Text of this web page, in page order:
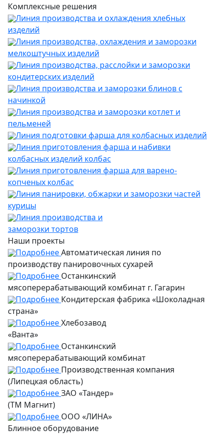
Комплексные решения
Линия производства и охлаждения хлебных
изделий
Линия производства, охлаждения и заморозки
мелкоштучных изделий
Линия производства, расслойки и заморозки
кондитерских изделий
Линия производства и заморозки блинов с
начинкой
Линия производства и заморозки котлет и
пельменей
Линия подготовки фарша для колбасных изделий
Линия приготовления фарша и набивки
колбасных изделий колбас
Линия приготовления фарша для варено-
копченых колбас
Линия панировки, обжарки и заморозки частей
курицы
Линия производства и
заморозки тортов
Наши проекты
ПодробнееАвтоматическая линия по
производству панировочных сухарей
Подробнее Останкинский
мясоперерабатывающий комбинат г. Гагарин
Подробнее Кондитерская фабрика «Шоколадная
страна»
ПодробнееХлебозавод
«Ванта»
Подробнее Останкинский
мясоперерабатывающий комбинат
Подробнее Производственная компания
(Липецкая область)
ПодробнееЗАО «Тандер»
(ТМ Магнит)
Подробнее ООО «ЛИНА»
Блинное оборудование